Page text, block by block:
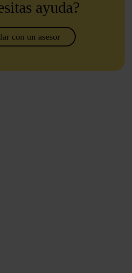
ayuda?
con un asesor